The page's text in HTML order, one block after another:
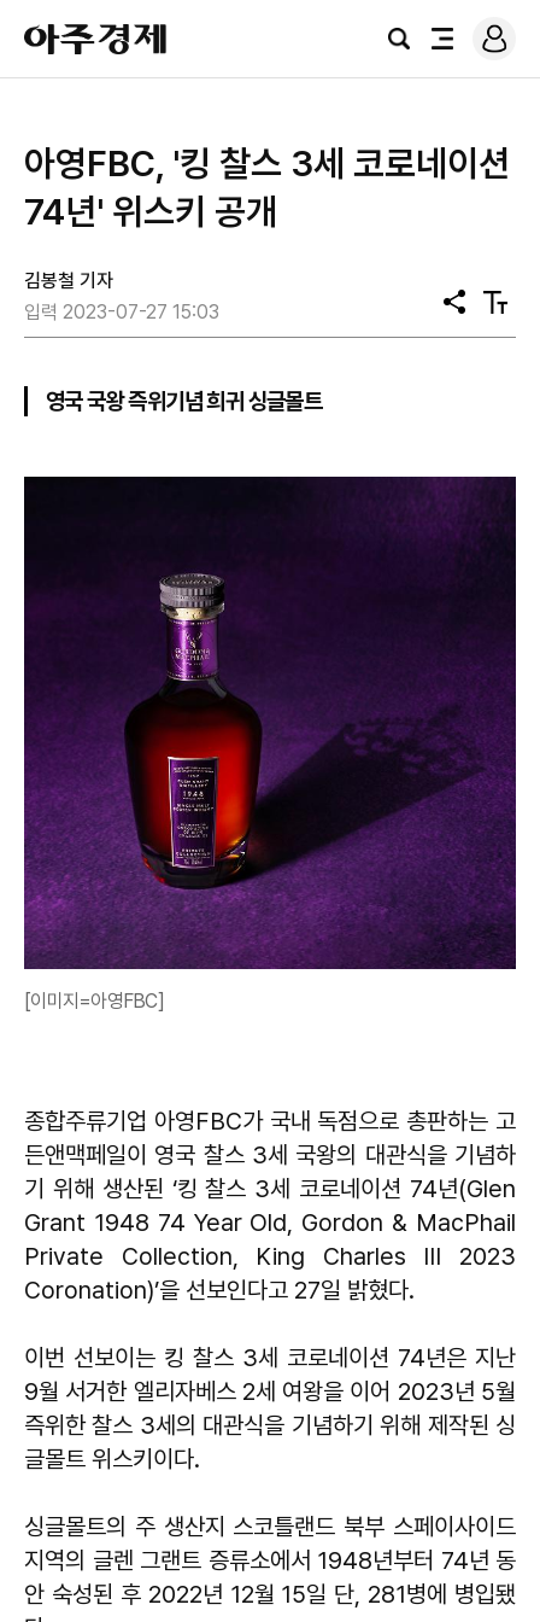
아
주
경
검
전
로
그
​아영FBC, '킹 찰스 3세 코로네이션
74년' 위스키 공개
김봉철 기자
입력 2023-07-27 15:03
공
유
텍
스
영국 국왕 즉위기념 희귀 싱글몰트
[이미지=아영FBC]
종합주류기업 아영FBC가 국내 독점으로 총판하는 고
든앤맥페일이 영국 찰스 3세 국왕의 대관식을 기념하
기 위해 생산된 ‘킹 찰스 3세 코로네이션 74년(Glen
Grant 1948 74 Year Old, Gordon & MacPhail
Private Collection, King Charles III 2023
Coronation)’을 선보인다고 27일 밝혔다.
이번 선보이는 킹 찰스 3세 코로네이션 74년은 지난
9월 서거한 엘리자베스 2세 여왕을 이어 2023년 5월
즉위한 찰스 3세의 대관식을 기념하기 위해 제작된 싱
글몰트 위스키이다.
싱글몰트의 주 생산지 스코틀랜드 북부 스페이사이드
지역의 글렌 그랜트 증류소에서 1948년부터 74년 동
안 숙성된 후 2022년 12월 15일 단, 281병에 병입됐